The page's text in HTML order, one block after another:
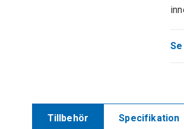
Tillbehör Specifikation